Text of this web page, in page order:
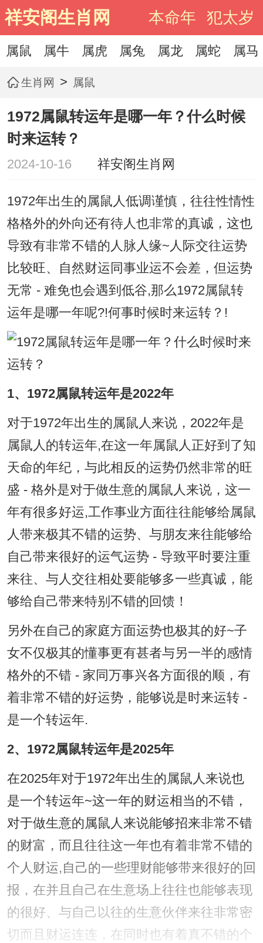
祥安阁生肖网 本命年 犯太岁
属鼠 属牛 属虎 属兔 属龙 属蛇 属马
生肖网 > 属鼠
1972属鼠转运年是哪一年？什么时候
时来运转？
2024-10-16 祥安阁生肖网
1972年出生的属鼠人低调谨慎，往往性情性
格格外的外向还有待人也非常的真诚，这也
导致有非常不错的人脉人缘~人际交往运势
比较旺、自然财运同事业运不会差，但运势
无常 - 难免也会遇到低谷,那么1972属鼠转
运年是哪一年呢?!何事时候时来运转？!
1、1972属鼠转运年是2022年
对于1972年出生的属鼠人来说，2022年是
属鼠人的转运年,在这一年属鼠人正好到了知
天命的年纪，与此相反的运势仍然非常的旺
盛 - 格外是对于做生意的属鼠人来说，这一
年有很多好运,工作事业方面往往能够给属鼠
人带来极其不错的运势、与朋友来往能够给
自己带来很好的运气运势 - 导致平时要注重
来往、与人交往相处要能够多一些真诚，能
够给自己带来特别不错的回馈！
另外在自己的家庭方面运势也极其的好~子
女不仅极其的懂事更有甚者与另一半的感情
格外的不错 - 家同万事兴各方面很的顺，有
着非常不错的好运势，能够说是时来运转 -
是一个转运年.
2、1972属鼠转运年是2025年
在2025年对于1972年出生的属鼠人来说也
是一个转运年~这一年的财运相当的不错，
对于做生意的属鼠人来说能够招来非常不错
的财富，而且往往这一年也有着非常不错的
个人财运,自己的一些理财能够带来很好的回
报，在并且自己在生意场上往往也能够表现
的很好、与自己以往的生意伙伴来往非常密
切而且财运连连，在同时也有着真不错的个